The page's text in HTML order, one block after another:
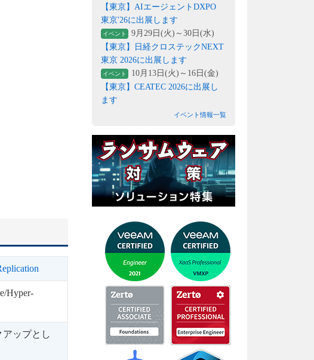
Hyper-
ップとし
【東京】AIエージェントDXPO
東京'26に出展します
イベント
9月29日(火)～30日(水)
【東京】日経クロステックNEXT
東京 2026に出展します
イベント
10月13日(火)～16日(金)
【東京】CEATEC 2026に出展し
ます
イベント情報一覧